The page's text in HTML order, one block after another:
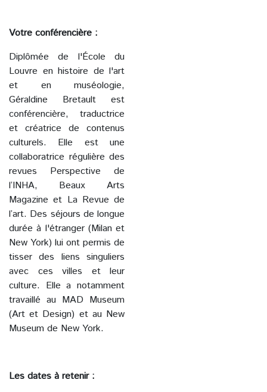
Votre conférencière :
Diplômée de l'École du
Louvre en histoire de l'art
et en muséologie,
Géraldine Bretault est
conférencière, traductrice
et créatrice de contenus
culturels. Elle est une
collaboratrice régulière des
revues Perspective de
l’INHA, Beaux Arts
Magazine et La Revue de
l’art. Des séjours de longue
durée à l'étranger (Milan et
New York) lui ont permis de
tisser des liens singuliers
avec ces villes et leur
culture. Elle a notamment
travaillé au MAD Museum
(Art et Design) et au New
Museum de New York.
Les dates à retenir :